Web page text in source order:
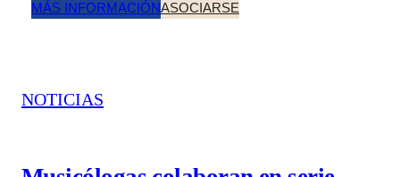
MÁS INFORMACIÓNASOCIARSE
NOTICIAS